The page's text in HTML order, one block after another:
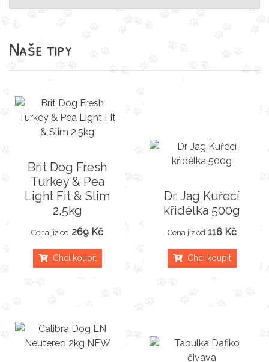
Naše tipy
Brit Dog Fresh
Turkey & Pea
Light Fit & Slim
2,5kg
Cena již od 269 Kč
Chci koupit
Dr. Jag Kuřecí
křidélka 500g
Cena již od 116 Kč
Chci koupit